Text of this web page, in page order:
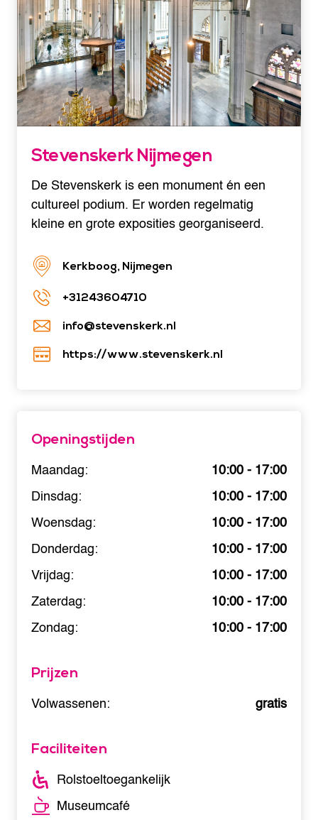
Stevenskerk Nijmegen
De Stevenskerk is een monument én een
cultureel podium. Er worden regelmatig
kleine en grote exposities georganiseerd.
Kerkboog, Nijmegen
+31243604710
info@stevenskerk.nl
https://www.stevenskerk.nl
Openingstijden
Maandag:
10:00 - 17:00
Dinsdag:
10:00 - 17:00
Woensdag:
10:00 - 17:00
Donderdag:
10:00 - 17:00
Vrijdag:
10:00 - 17:00
Zaterdag:
10:00 - 17:00
Zondag:
10:00 - 17:00
Prijzen
Volwassenen: gratis
Faciliteiten
Rolstoeltoegankelijk
Museumcafé